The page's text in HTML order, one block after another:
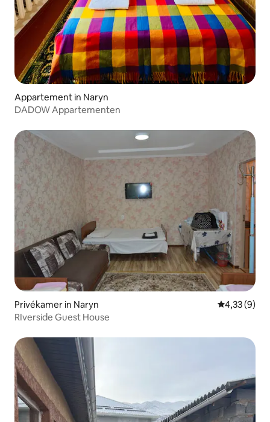
Appartement in Naryn
DADOW Appartementen
Privékamer in Naryn
4,33 (9)
RIverside Guest House